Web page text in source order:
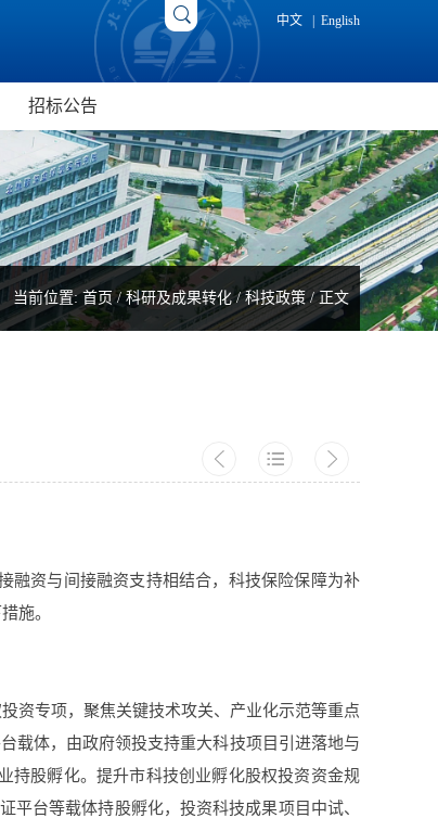
中文 English
院
党建
作
招标公告
招标公告
成交公告
当前位置:首页/ 科研及成果转化/科技政策/ 正文
融资与间接融资支持相结合，科技保险保障为补
施。
资专项，聚焦关键技术攻关、产业化示范等重点
载体，由政府领投支持重大科技项目引进落地与
持股孵化。提升市科技创业孵化股权投资资金规
台等载体持股孵化，投资科技成果项目中试、